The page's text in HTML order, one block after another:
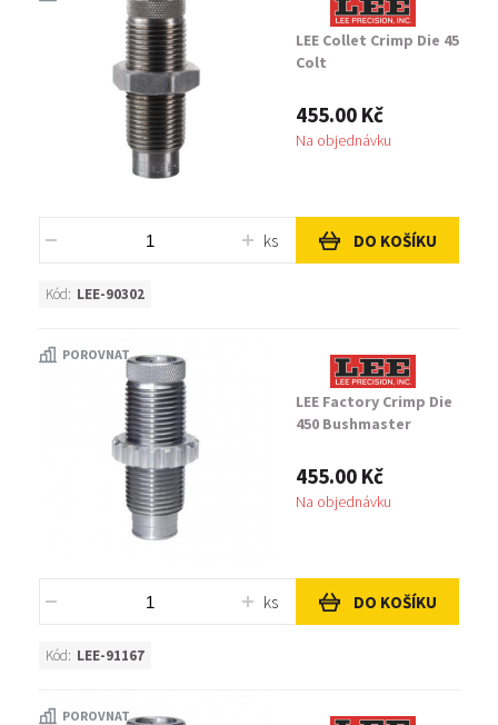
LEE Collet Crimp Die 45
Colt
455.00 Kč
Na objednávku
ks DO KOŠÍKU
Kód: LEE-90302
POROVNAT
LEE Factory Crimp Die
450 Bushmaster
455.00 Kč
Na objednávku
ks DO KOŠÍKU
Kód: LEE-91167
POROVNAT